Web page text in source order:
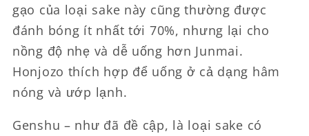
gạo của loại sake này cũng thường được
đánh bóng ít nhất tới 70%, nhưng lại cho
nồng độ nhẹ và dễ uống hơn Junmai.
Honjozo thích hợp để uống ở cả dạng hâm
nóng và ướp lạnh.
Genshu – như đã đề cập, là loại sake có